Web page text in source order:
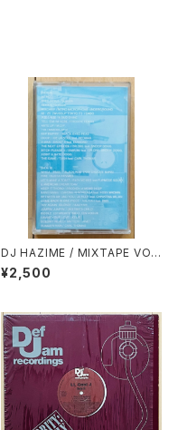
DJ HAZIME / MIXTAPE VO
L.7
¥2,500